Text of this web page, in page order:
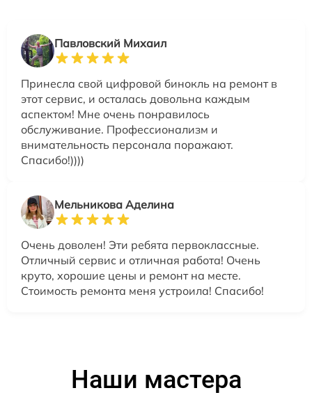
Павловский Михаил
Принесла свой цифровой бинокль на ремонт в
этот сервис, и осталась довольна каждым
аспектом! Мне очень понравилось
обслуживание. Профессионализм и
внимательность персонала поражают.
Спасибо!))))
Мельникова Аделина
Очень доволен! Эти ребята первоклассные.
Отличный сервис и отличная работа! Очень
круто, хорошие цены и ремонт на месте.
Стоимость ремонта меня устроила! Спасибо!
Наши мастера